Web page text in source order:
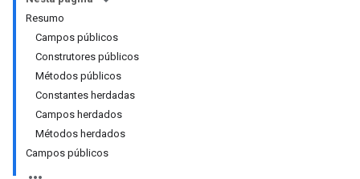
Resumo
Campos públicos
Construtores públicos
Métodos públicos
Constantes herdadas
Campos herdados
Métodos herdados
Campos públicos